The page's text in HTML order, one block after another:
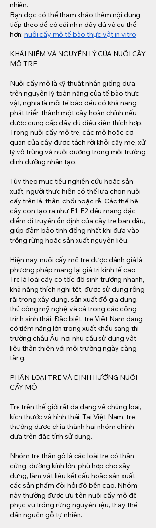
nhiên.
Bạn đọc có thể tham khảo thêm nội dung
tiếp theo để có cái nhìn đầy đủ và cụ thể
hơn: nuôi cấy mô tế bào thực vật in vitro
KHÁI NIỆM VÀ NGUYÊN LÝ CỦA NUÔI CẤY
MÔ TRE
Nuôi cấy mô là kỹ thuật nhân giống dựa
trên nguyên lý toàn năng của tế bào thực
vật, nghĩa là mỗi tế bào đều có khả năng
phát triển thành một cây hoàn chỉnh nếu
được cung cấp đầy đủ điều kiện thích hợp.
Trong nuôi cấy mô tre, các mô hoặc cơ
quan của cây được tách rời khỏi cây mẹ, xử
lý vô trùng và nuôi dưỡng trong môi trường
dinh dưỡng nhân tạo.
Tùy theo mục tiêu nghiên cứu hoặc sản
xuất, người thực hiện có thể lựa chọn nuôi
cấy trên lá, thân, chồi hoặc rễ. Các thế hệ
cây con tạo ra như F1, F2 đều mang đặc
điểm di truyền ổn định của cây tre ban đầu,
giúp đảm bảo tính đồng nhất khi đưa vào
trồng rừng hoặc sản xuất nguyên liệu.
Hiện nay, nuôi cấy mô tre được đánh giá là
phương pháp mang lại giá trị kinh tế cao.
Tre là loài cây có tốc độ sinh trưởng nhanh,
khả năng thích nghi tốt, được sử dụng rộng
rãi trong xây dựng, sản xuất đồ gia dụng,
thủ công mỹ nghệ và cả trong các công
trình sinh thái. Đặc biệt, tre Việt Nam đang
có tiềm năng lớn trong xuất khẩu sang thị
trường châu Âu, nơi nhu cầu sử dụng vật
liệu thân thiện với môi trường ngày càng
tăng.
PHÂN LOẠI TRE VÀ ĐỊNH HƯỚNG NUÔI
CẤY MÔ
Tre trên thế giới rất đa dạng về chủng loại,
kích thước và hình thái. Tại Việt Nam, tre
thường được chia thành hai nhóm chính
dựa trên đặc tính sử dụng.
Nhóm tre thân gỗ là các loài tre có thân
cứng, đường kính lớn, phù hợp cho xây
dựng, làm vật liệu kết cấu hoặc sản xuất
các sản phẩm đòi hỏi độ bền cao. Nhóm
này thường được ưu tiên nuôi cấy mô để
phục vụ trồng rừng nguyên liệu, thay thế
dần nguồn gỗ tự nhiên.